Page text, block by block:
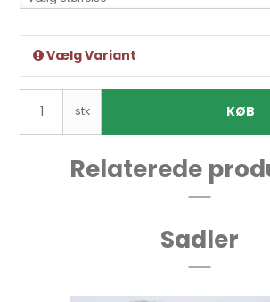
Vælg Variant
stk KØB
Relaterede
Sadler